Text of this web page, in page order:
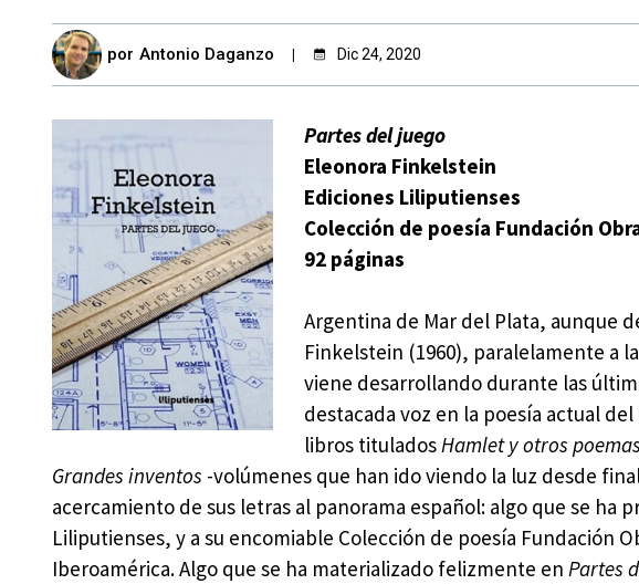
por Antonio Daganzo Dic 24, 2020
Partes del juego
Eleonora Finkelstein
Ediciones Liliputienses
Colección de poesía Fundación
92 páginas
Argentina de Mar del Plata, aunque
Finkelstein (1960), paralelamente a
viene desarrollando durante las
destacada voz en la poesía actual
libros tituladosHamlet y otros poemas
Grandes inventos -volúmenes que han ido viendo la luz desde
acercamiento de sus letras al panorama español: algo que se ha
Liliputienses, y a su encomiable Colección de poesía Fundación
Iberoamérica. Algo que se ha materializado felizmente en Partes